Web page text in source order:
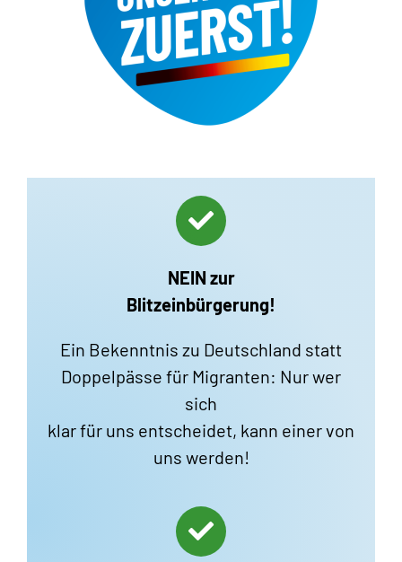
NEIN zur
Blitzeinbürgerung!
Ein Bekenntnis zu Deutschland statt
Doppelpässe für Migranten: Nur wer
sich
klar für uns entscheidet, kann einer von
uns werden!